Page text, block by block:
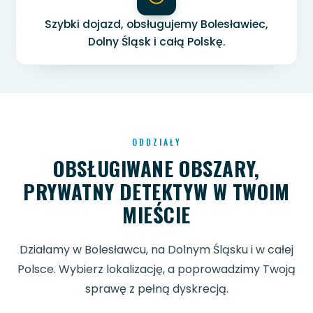
Szybki dojazd, obsługujemy Bolesławiec,
Dolny Śląsk i całą Polskę.
ODDZIAŁY
OBSŁUGIWANE OBSZARY,
PRYWATNY DETEKTYW W TWOIM
MIEŚCIE
Działamy w Bolesławcu, na Dolnym Śląsku i w całej
Polsce. Wybierz lokalizację, a poprowadzimy Twoją
sprawę z pełną dyskrecją.